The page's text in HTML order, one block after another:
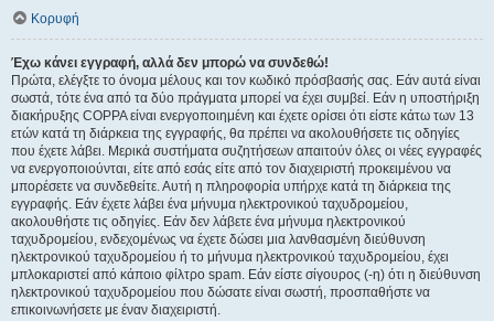
Κορυφή
Έχω κάνει εγγραφή, αλλά δεν μπορώ να συνδεθώ!
Πρώτα, ελέγξτε το όνομα μέλους και τον κωδικό πρόσβασής σας. Εάν αυτά είναι
σωστά, τότε ένα από τα δύο πράγματα μπορεί να έχει συμβεί. Εάν η υποστήριξη
διακήρυξης COPPA είναι ενεργοποιημένη και έχετε ορίσει ότι είστε κάτω των 13
ετών κατά τη διάρκεια της εγγραφής, θα πρέπει να ακολουθήσετε τις οδηγίες
που έχετε λάβει. Μερικά συστήματα συζητήσεων απαιτούν όλες οι νέες εγγραφές
να ενεργοποιούνται, είτε από εσάς είτε από τον διαχειριστή προκειμένου να
μπορέσετε να συνδεθείτε. Αυτή η πληροφορία υπήρχε κατά τη διάρκεια της
εγγραφής. Εάν έχετε λάβει ένα μήνυμα ηλεκτρονικού ταχυδρομείου,
ακολουθήστε τις οδηγίες. Εάν δεν λάβετε ένα μήνυμα ηλεκτρονικού
ταχυδρομείου, ενδεχομένως να έχετε δώσει μια λανθασμένη διεύθυνση
ηλεκτρονικού ταχυδρομείου ή το μήνυμα ηλεκτρονικού ταχυδρομείου, έχει
μπλοκαριστεί από κάποιο φίλτρο spam. Εάν είστε σίγουρος (-η) ότι η διεύθυνση
ηλεκτρονικού ταχυδρομείου που δώσατε είναι σωστή, προσπαθήστε να
επικοινωνήσετε με έναν διαχειριστή.